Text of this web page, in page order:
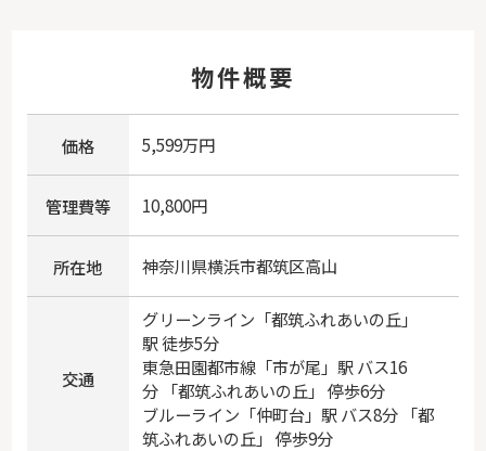
物件概要
価格 5,599万円
管理費等 10,800円
所在地 神奈川県横浜市都筑区高山
交通
グリーンライン 「都筑ふれあいの丘 」
駅 徒歩5分
東急田園都市線「市が尾 」駅 バス16
分 「都筑ふれあいの丘」 停歩6分
ブルーライン 「仲町台」駅 バス8分 「都
筑ふれあいの丘」 停歩9分